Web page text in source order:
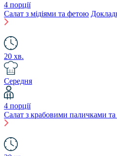
4 порції
Салат з мідіями та фетою
20 хв.
Середня
4 порції
Салат з крабовими паличками та